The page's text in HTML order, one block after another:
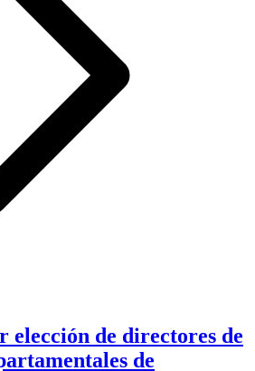
elección de directores de
de